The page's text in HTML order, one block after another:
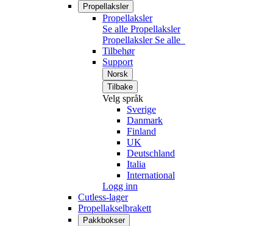
Propellaksler
Propellaksler
Se alle Propellaksler
Propellaksler Se alle
Tilbehør
Support
Norsk
Tilbake
Velg språk
Sverige
Danmark
Finland
UK
Deutschland
Italia
International
Logg inn
Cutless-lager
Propellakselbrakett
Pakkbokser